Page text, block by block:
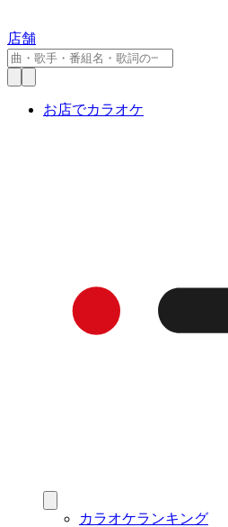
店舗
お店でカラオケ
カラオケランキング